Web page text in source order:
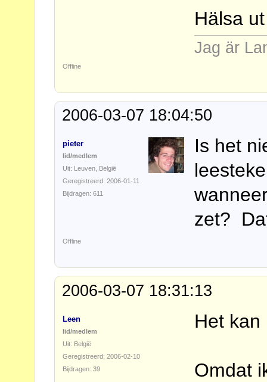
Hälsa
Jag är
Offline
2006-03-07 18:04:50
pieter
lid/medlem
Uit: Leuven, België
Geregistreerd: 2006-01-11
Bijdragen: 611
Is het
zet?
Offline
2006-03-07 18:31:13
Leen
lid/medlem
Uit: België
Geregistreerd: 2006-02-10
Bijdragen: 39
Het kan
Omdat